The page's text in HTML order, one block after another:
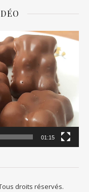
01:15
droits réservés.